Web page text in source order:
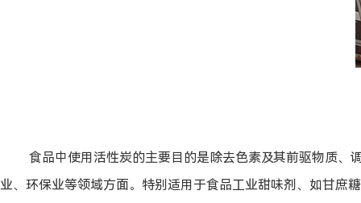
食品中使用活性炭的主要目的是除去色素及其前驱物质、调
业、环保业等领域方面。特别适用于食品工业甜味剂、如甘庶